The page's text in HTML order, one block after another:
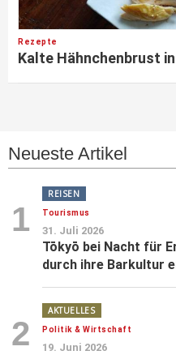
Rezepte
Kalte Hähnchenbrust
Neueste Artikel
1
REISEN
Tourismus
31. Juli 2026
Tōkyō bei Nacht für
durch ihre Barkultur
2
AKTUELLES
Politik & Wirtschaft
19. Juni 2026